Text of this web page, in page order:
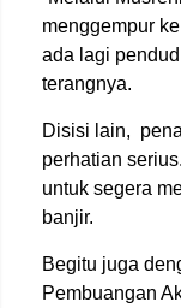
menggempur
ada lagi
terangnya.
Disisi lain,
perhatian
untuk segera
banjir.
Begitu juga
Pembuangan